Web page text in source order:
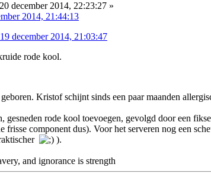
20 december 2014, 22:23:27 »
2014, 21:44:13
december 2014, 21:03:47
rode kool.
Kristof schijnt sinds een paar maanden
gesneden rode kool toevoegen, gevolgd door een
frisse component dus). Voor het serveren nog een
).
and ignorance is strength